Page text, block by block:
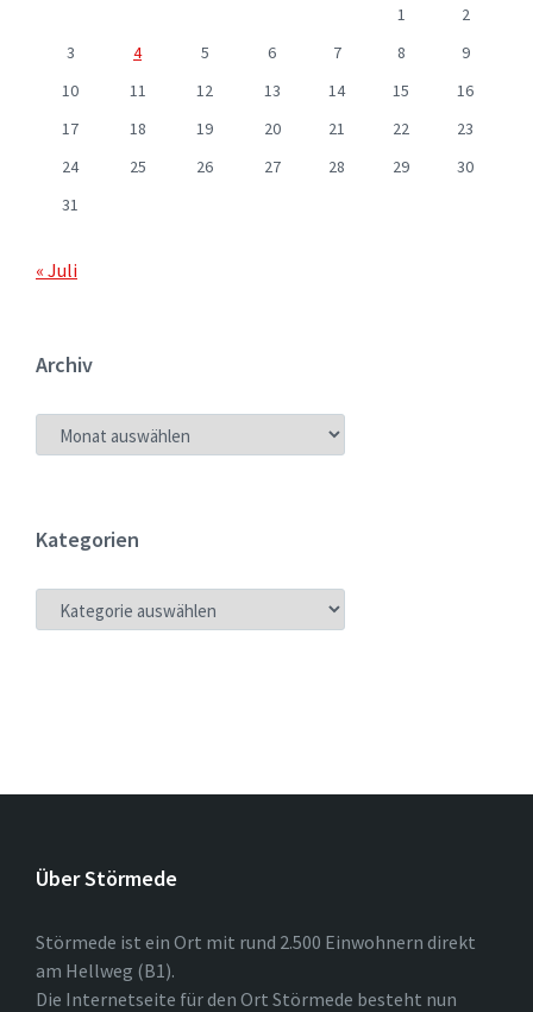
1
2
3
4 5 6 7 8
9
10
11 12 13 14 15
16
17
18 19 20 21 22
23
24
25 26 27 28 29
30
31
« Juli
Archiv
ARCHIV
Kategorien
KATEGORIEN
Über Störmede
Störmede ist ein Ort mit rund 2.500 Einwohnern direkt
am Hellweg (B1).
Die Internetseite für den Ort Störmede besteht nun